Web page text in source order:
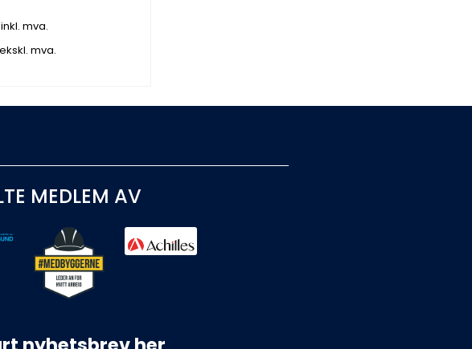
inkl. mva.
ekskl. mva.
MEDLEM AV